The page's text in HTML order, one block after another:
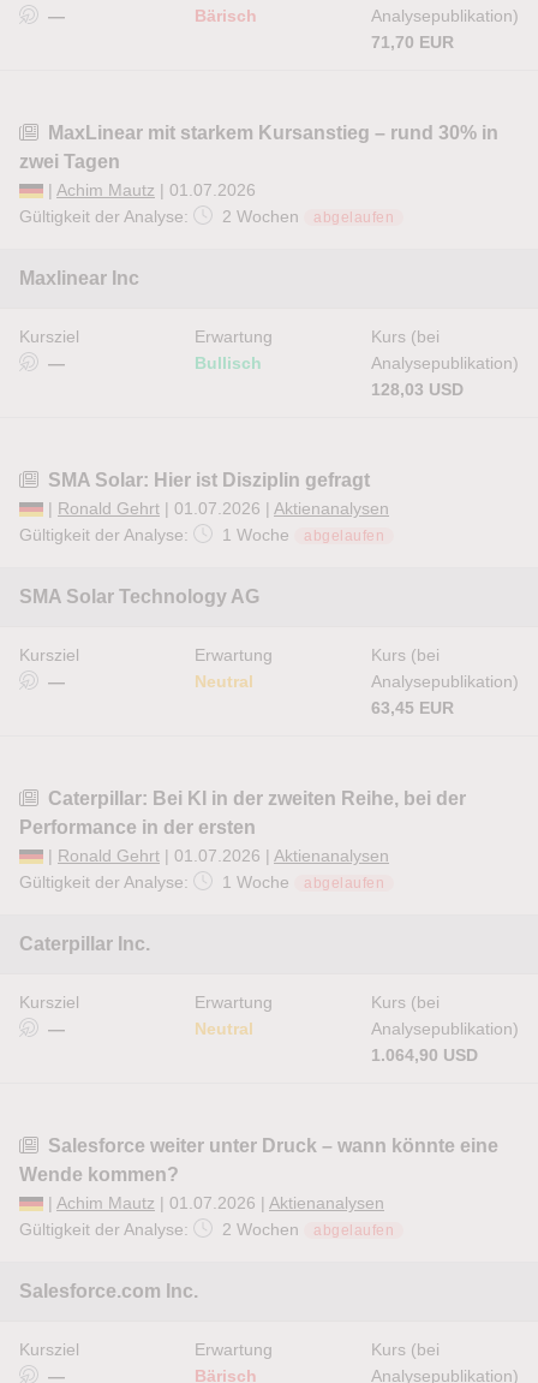
—
Bärisch
Analysepublikation)
71,70 EUR
MaxLinear mit starkem Kursanstieg – rund 30% in
zwei Tagen
| Achim Mautz | 01.07.2026
Gültigkeit der Analyse:
2 Wochen abgelaufen
Maxlinear Inc
Kursziel
—
Erwartung
Bullisch
Kurs (bei
Analysepublikation)
128,03 USD
SMA Solar: Hier ist Disziplin gefragt
| Ronald Gehrt | 01.07.2026 | Aktienanalysen
Gültigkeit der Analyse:
1 Woche abgelaufen
SMA Solar Technology AG
Kursziel
—
Erwartung
Neutral
Kurs (bei
Analysepublikation)
63,45 EUR
Caterpillar: Bei KI in der zweiten Reihe, bei der
Performance in der ersten
| Ronald Gehrt | 01.07.2026 | Aktienanalysen
Gültigkeit der Analyse:
1 Woche abgelaufen
Caterpillar Inc.
Kursziel
—
Erwartung
Neutral
Kurs (bei
Analysepublikation)
1.064,90 USD
Salesforce weiter unter Druck – wann könnte eine
Wende kommen?
| Achim Mautz | 01.07.2026 | Aktienanalysen
Gültigkeit der Analyse:
2 Wochen abgelaufen
Salesforce.com Inc.
Kursziel
—
Erwartung
Bärisch
Kurs (bei
Analysepublikation)